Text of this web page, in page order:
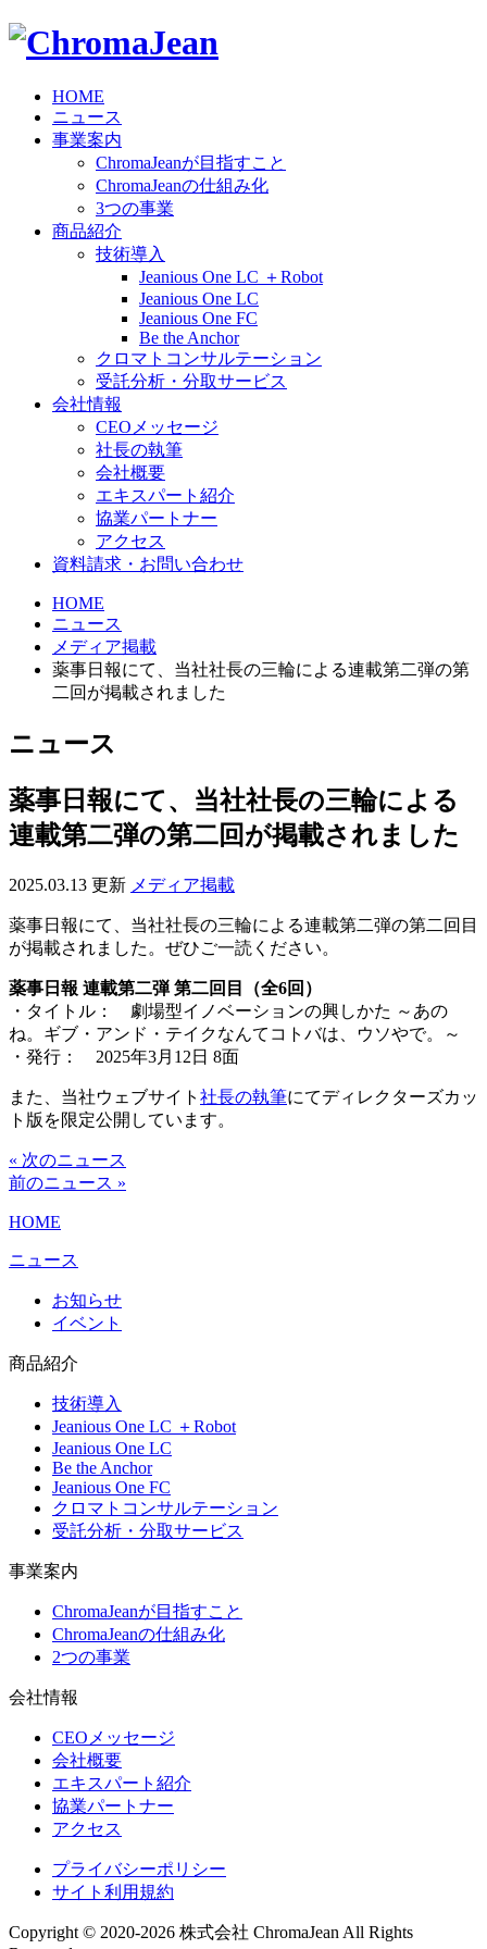
HOME
ニュース
事業案内
ChromaJeanが目指すこと
ChromaJeanの仕組み化
3つの事業
商品紹介
技術導入
Jeanious One LC ＋Robot
Jeanious One LC
Jeanious One FC
Be the Anchor
クロマトコンサルテーション
受託分析・分取サービス
会社情報
CEOメッセージ
社長の執筆
会社概要
エキスパート紹介
協業パートナー
アクセス
資料請求・お問い合わせ
HOME
ニュース
メディア掲載
薬事日報にて、当社社長の三輪による連載第二弾の第
二回が掲載されました
ニュース
薬事日報にて、当社社長の三輪による
連載第二弾の第二回が掲載されました
2025.03.13 更新 メディア掲載
薬事日報にて、当社社長の三輪による連載第二弾の第二回目
が掲載されました。ぜひご一読ください。
薬事日報 連載第二弾 第二回目（全6回）
・タイトル： 劇場型イノベーションの興しかた ～あの
ね。ギブ・アンド・テイクなんてコトバは、ウソやで。～
・発行： 2025年3月12日 8面
また、当社ウェブサイト 社長の執筆にてディレクターズカッ
ト版を限定公開しています。
« 次のニュース
前のニュース »
HOME
ニュース
お知らせ
イベント
商品紹介
技術導入
Jeanious One LC ＋Robot
Jeanious One LC
Be the Anchor
Jeanious One FC
クロマトコンサルテーション
受託分析・分取サービス
事業案内
ChromaJeanが目指すこと
ChromaJeanの仕組み化
2つの事業
会社情報
CEOメッセージ
会社概要
エキスパート紹介
協業パートナー
アクセス
プライバシーポリシー
サイト利用規約
Copyright © 2020-2026 株式会社 ChromaJean All Rights